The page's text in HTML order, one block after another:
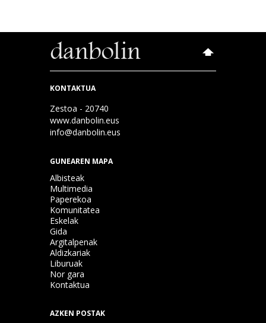
KONTAKTUA
Zestoa - 20740
www.danbolin.eus
info@danbolin.eus
GUNEAREN MAPA
Albisteak
Multimedia
Paperekoa
Komunitatea
Eskelak
Gida
Argitalpenak
Aldizkariak
Liburuak
Nor gara
Kontaktua
AZKEN POSTAK